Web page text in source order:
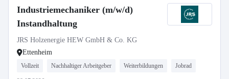
Industriemechaniker (m/w/d)
Instandhaltung
JRS Holzenergie HEW GmbH & Co. KG
Ettenheim
Vollzeit Nachhaltiger Arbeitgeber Weiterbildungen Jobrad